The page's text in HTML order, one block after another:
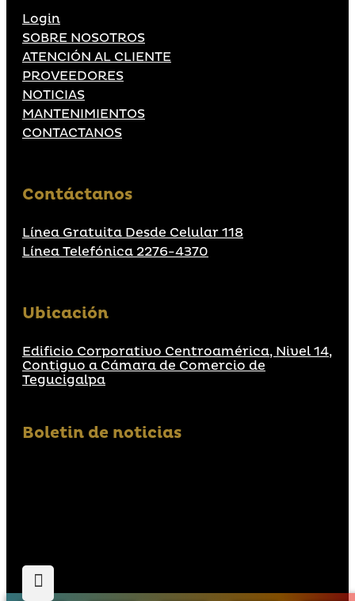
Login
SOBRE NOSOTROS
ATENCIÓN AL CLIENTE
PROVEEDORES
NOTICIAS
MANTENIMIENTOS
CONTACTANOS
Contáctanos
Línea Gratuita Desde Celular 118
Línea Telefónica 2276-4370
Ubicación
Edificio Corporativo Centroamérica, Nivel 14,
Contiguo a Cámara de Comercio de
Tegucigalpa
Boletin de noticias